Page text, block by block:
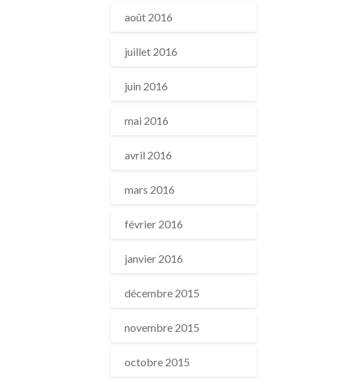
août 2016
juillet 2016
juin 2016
mai 2016
avril 2016
mars 2016
février 2016
janvier 2016
décembre 2015
novembre 2015
octobre 2015